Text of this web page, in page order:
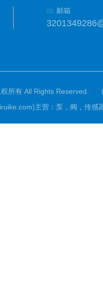
邮箱
所有 All Rights Reserved.
主营：泵，阀，传